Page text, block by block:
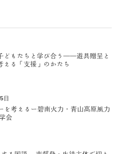
どもたちと学び合う――遊具贈呈と
える「支援」のかたち
日
を考えるー碧南火力・青山高原風力
会